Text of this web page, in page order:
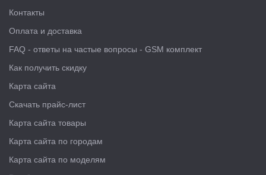
Контакты
Оплата и доставка
FAQ - ответы на частые вопросы - GSM комплект
Как получить скидку
Карта сайта
Скачать прайс-лист
Карта сайта товары
Карта сайта по городам
Карта сайта по моделям